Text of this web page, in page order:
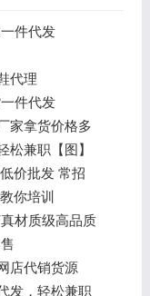
件代发
代理
件代发
家拿货价格多
松兼职【图】
价批发 常招
你培训
材质级高品质
店代销货源
发，轻松兼职